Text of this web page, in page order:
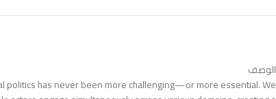
الوصف
politics has never been more challenging—or more essential. We